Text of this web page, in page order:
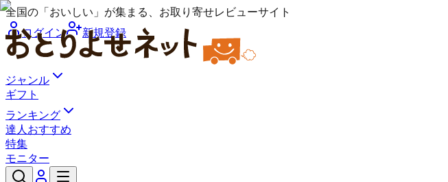
全国の「おいしい」が集まる、お取り寄せレビューサイト
ログイン
新規登録
ジャンル
ギフト
ランキング
達人おすすめ
特集
モニター